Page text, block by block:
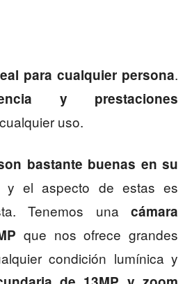
para cualquier persona.
y prestaciones
uso.
bastante buenas en su
y el aspecto de estas es
Tenemos una cámara
que nos ofrece grandes
condición lumínica y